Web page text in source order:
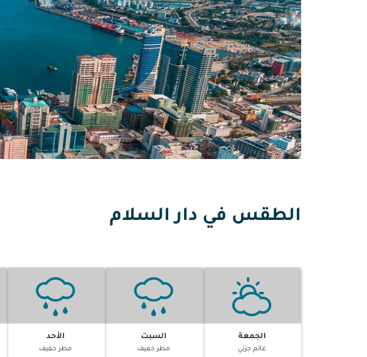
الطقس في دار السلام
الجمعة
غائم جزئي
السبت
مطر خفيف
الأحد
مطر خفيف